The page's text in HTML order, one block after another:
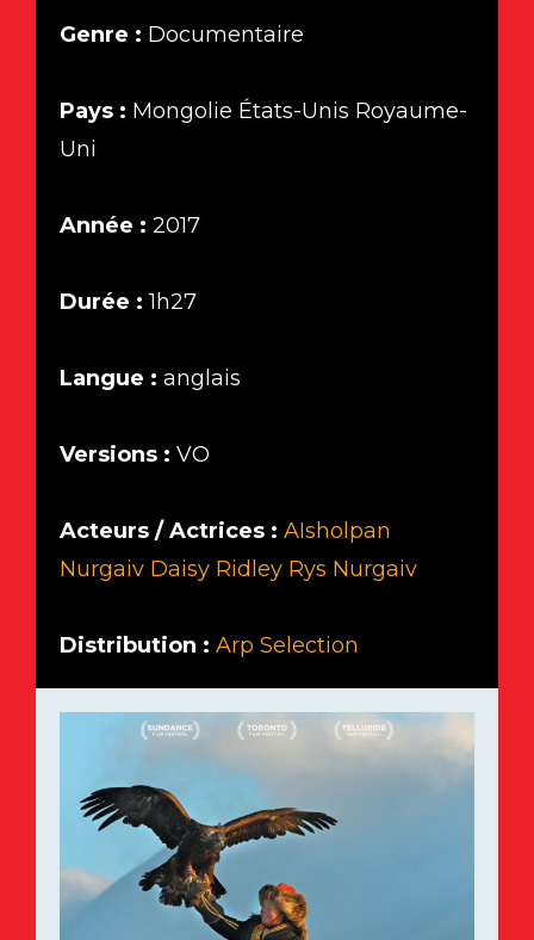
Genre : Documentaire
Pays : Mongolie États-Unis Royaume-
Uni
Année : 2017
Durée :1h27
Langue : anglais
Versions : VO
Acteurs / Actrices : AIsholpan
Nurgaiv Daisy Ridley Rys Nurgaiv
Distribution : Arp Selection